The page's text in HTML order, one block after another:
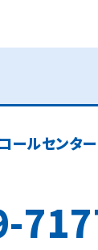
ールセンタ